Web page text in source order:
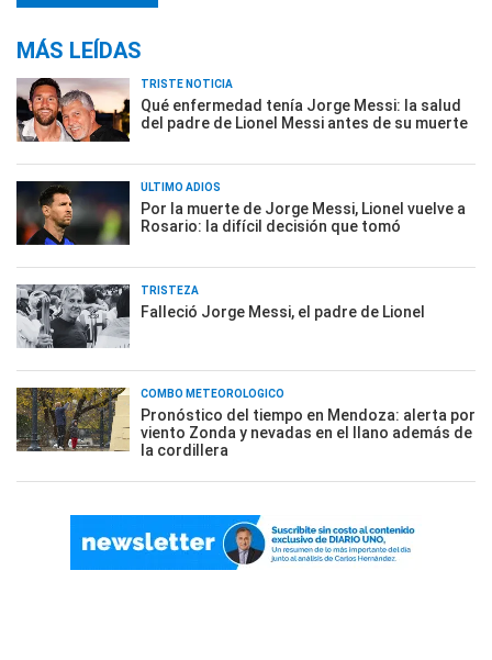
MÁS LEÍDAS
TRISTE NOTICIA
Qué enfermedad tenía Jorge Messi: la salud
del padre de Lionel Messi antes de su muerte
ÚLTIMO ADIÓS
Por la muerte de Jorge Messi, Lionel vuelve a
Rosario: la difícil decisión que tomó
TRISTEZA
Falleció Jorge Messi, el padre de Lionel
COMBO METEOROLÓGICO
Pronóstico del tiempo en Mendoza: alerta por
viento Zonda y nevadas en el llano además de
la cordillera